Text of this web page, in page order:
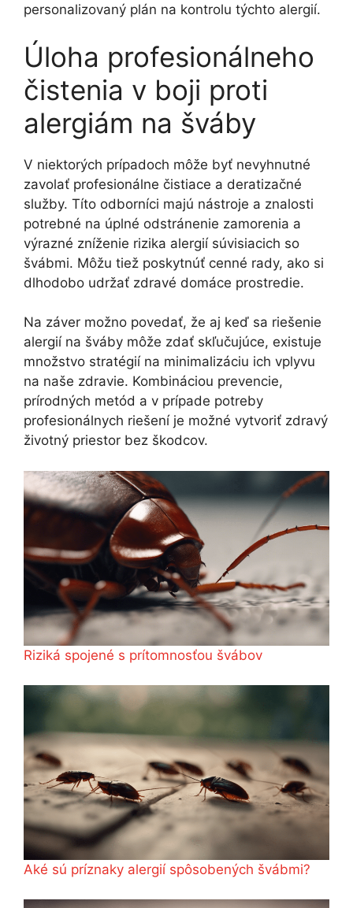
personalizovaný plán na kontrolu týchto alergií.
Úloha profesionálneho
čistenia v boji proti
alergiám na šváby
V niektorých prípadoch môže byť nevyhnutné
zavolať profesionálne čistiace a deratizačné
služby. Títo odborníci majú nástroje a znalosti
potrebné na úplné odstránenie zamorenia a
výrazné zníženie rizika alergií súvisiacich so
švábmi. Môžu tiež poskytnúť cenné rady, ako si
dlhodobo udržať zdravé domáce prostredie.
Na záver možno povedať, že aj keď sa riešenie
alergií na šváby môže zdať skľučujúce, existuje
množstvo stratégií na minimalizáciu ich vplyvu
na naše zdravie. Kombináciou prevencie,
prírodných metód a v prípade potreby
profesionálnych riešení je možné vytvoriť zdravý
životný priestor bez škodcov.
Riziká spojené s prítomnosťou švábov
Aké sú príznaky alergií spôsobených švábmi?